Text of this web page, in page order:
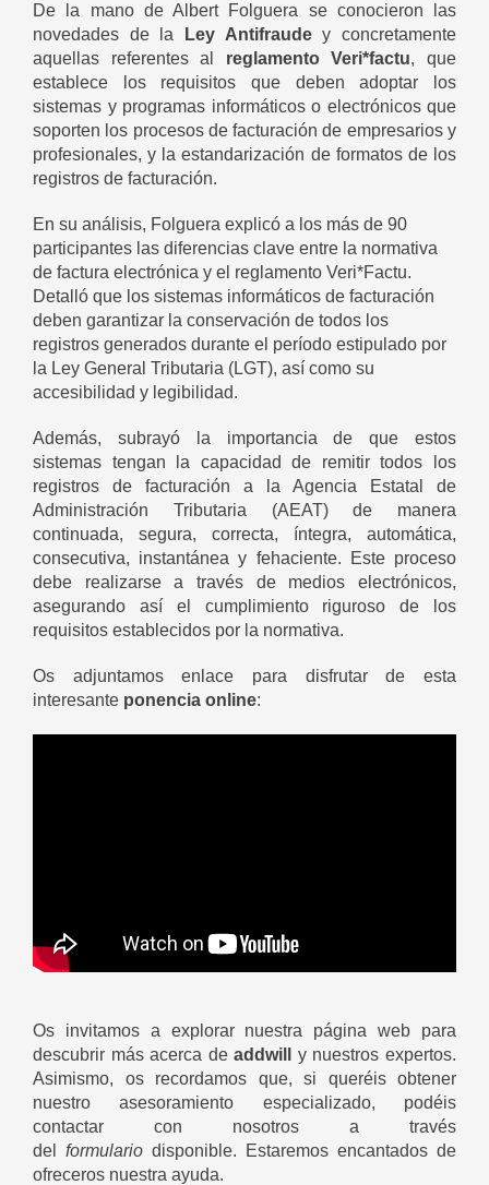
De la mano de Albert Folguera se conocieron las
novedades de la
Ley Antifraudey concretamente
aquellas referentes al reglamento Veri*factu, que
establece los requisitos que deben adoptar los
sistemas y programas informáticos o electrónicos que
soporten los procesos de facturación de empresarios y
profesionales, y la estandarización de formatos de los
registros de facturación.
En su análisis, Folguera explicó a los más de 90
participantes las diferencias clave entre la normativa
de factura electrónica y el reglamento Veri*Factu.
Detalló que los sistemas informáticos de facturación
deben garantizar la conservación de todos los
registros generados durante el período estipulado por
la Ley General Tributaria (LGT), así como su
accesibilidad y legibilidad.
Además, subrayó la importancia de que estos
sistemas tengan la capacidad de remitir todos los
registros de facturación a la Agencia Estatal de
Administración Tributaria (AEAT) de manera
continuada, segura, correcta, íntegra, automática,
consecutiva, instantánea y fehaciente. Este proceso
debe realizarse a través de medios electrónicos,
asegurando así el cumplimiento riguroso de los
requisitos establecidos por la normativa.
Os adjuntamos enlace para disfrutar de esta
interesante ponencia online:
Os invitamos a explorar nuestra página web para
descubrir más acerca deaddwill
y nuestros expertos.
Asimismo, os recordamos que, si queréis obtener
nuestro asesoramiento especializado, podéis
contactar con nosotros a través
del formulario disponible. Estaremos encantados de
ofreceros nuestra ayuda.